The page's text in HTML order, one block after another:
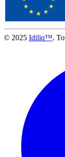
© 2025 Idiliq™.